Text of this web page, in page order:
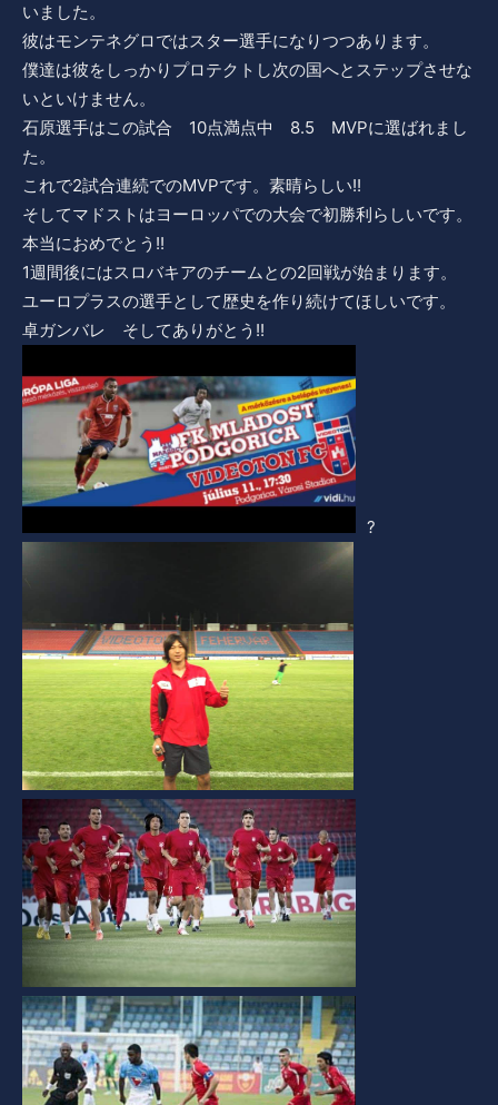
いました。
彼はモンテネグロではスター選手になりつつあります。
僕達は彼をしっかりプロテクトし次の国へとステップさせな
いといけません。
石原選手はこの試合 10点満点中 8.5 MVPに選ばれまし
た。
これで2試合連続でのMVPです。素晴らしい!!
そしてマドストはヨーロッパでの大会で初勝利らしいです。
本当におめでとう!!
1週間後にはスロバキアのチームとの2回戦が始まります。
ユーロプラスの選手として歴史を作り続けてほしいです。
卓ガンバレ そしてありがとう!!
?